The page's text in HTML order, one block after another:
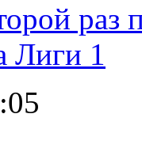
раз
Лиги 1